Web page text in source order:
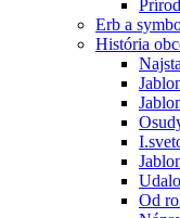
Erb a
História
Od